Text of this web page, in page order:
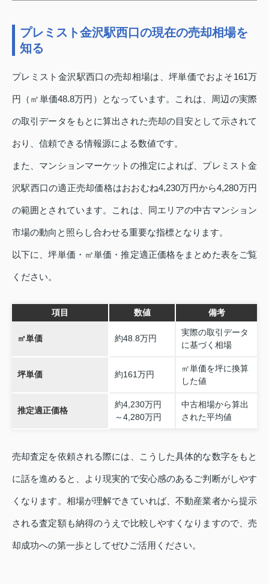
プレミスト金沢駅西口の現在の売却相場を
知る
プレミスト金沢駅西口の売却相場は、坪単価でおよそ161万
円（㎡単価48.8万円）となっています。これは、周辺の実際
の取引データをもとに算出された売却の目安として示されて
おり、信頼できる情報源による数値です。
また、マンションマーケットの推定によれば、プレミスト金
沢駅西口の適正売却価格はおおむね4,230万円から4,280万円
の範囲とされています。これは、同エリアの中古マンション
市場の動向と照らし合わせる重要な指標となります。
以下に、坪単価・㎡単価・推定適正価格をまとめた表をご覧
ください。
項目 数値 備考
㎡単価 約48.8万円
実際の取引データ
に基づく相場
坪単価 約161万円
㎡単価を坪に換算
した値
推定適正価格
約4,230万円
～4,280万円
中古相場から算出
された平均値
売却査定を依頼される際には、こうした具体的な数字をもと
に話を進めると、より現実的で安心感のあるご判断がしやす
くなります。相場が理解できていれば、不動産業者から提示
される査定額も納得のうえで比較しやすくなりますので、売
却成功への第一歩としてぜひご活用ください。